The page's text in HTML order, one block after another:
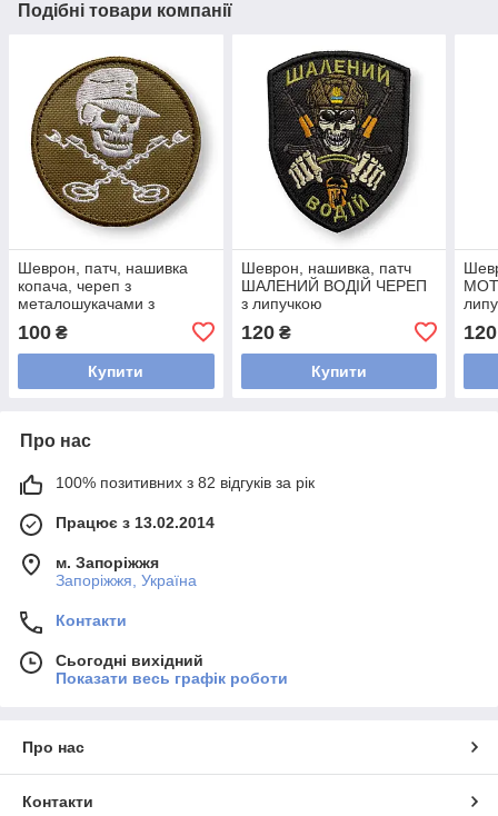
Подібні товари компанії
Шеврон, патч, нашивка
копача, череп з
металошукачами з
100 ₴
Купити
Шеврон, нашивка, патч
ШАЛЕНИЙ ВОДІЙ ЧЕРЕП
з липучкою
120₴
Купити
120
Про нас
100% позитивних з 82 відгуків за рік
Працює з 13.02.2014
м. Запоріжжя
Запоріжжя, Україна
Контакти
Сьогодні вихідний
Показати весь графік роботи
Про нас
Контакти